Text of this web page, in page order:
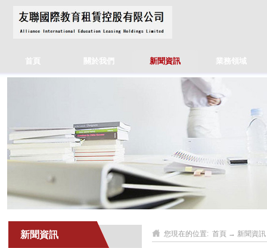
首頁 關於我們 新聞資訊 業務領域
新聞資訊 您現在的位置: 首頁 → 新聞資訊